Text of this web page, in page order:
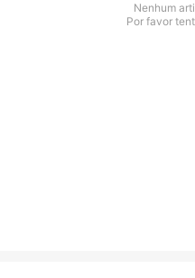
Nenhum
Por favor